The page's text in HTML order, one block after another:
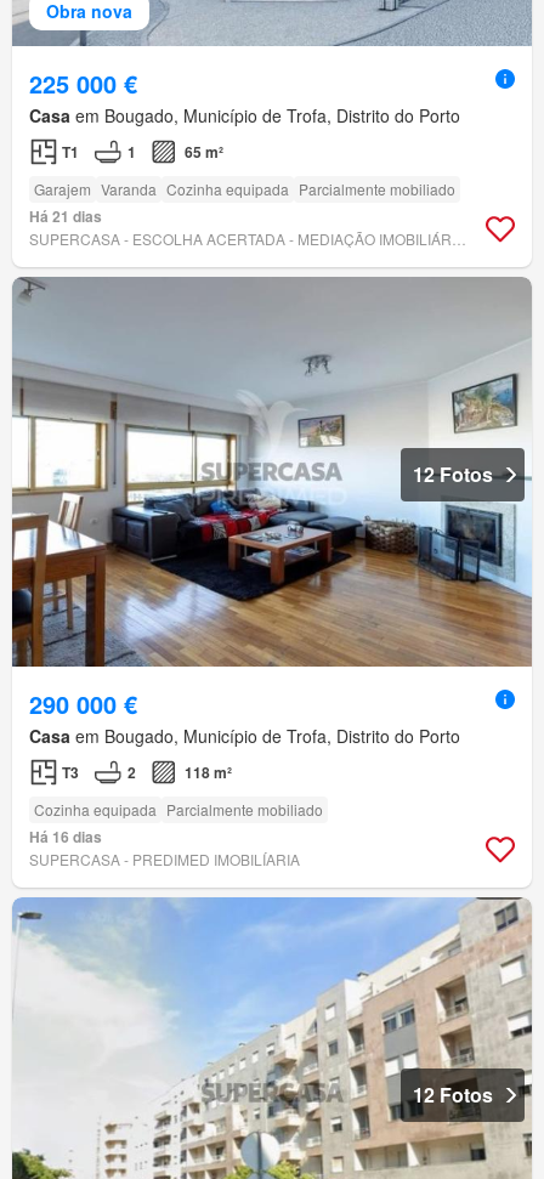
Obra nova
225 000 €
Casa em Bougado, Município de Trofa, Distrito do Porto
T1 1 65 m²
Garajem Varanda Cozinha equipada Parcialmente mobiliado
Há 21 dias
12 Fotos
290 000 €
Casa em Bougado, Município de Trofa, Distrito do Porto
T3 2 118 m²
Cozinha equipada Parcialmente mobiliado
Há 16 dias
SUPERCASA - PREDIMED IMOBILÍARIA
12 Fotos